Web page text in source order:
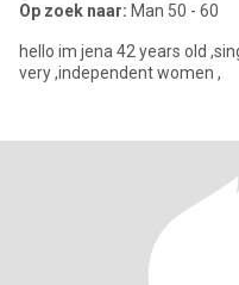
Op zoek naar: Man 50 - 60
hello im jena 42 years old ,single and i have 1 son , im simple and
very ,independent women ,